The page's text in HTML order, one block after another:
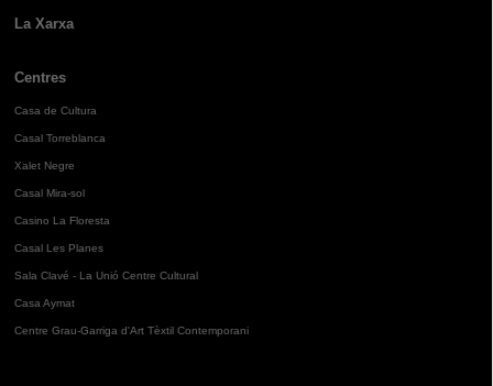
La Xarxa
Centres
Casa de Cultura
Casal Torreblanca
Xalet Negre
Casal Mira-sol
Casino La Floresta
Casal Les Planes
Sala Clavé - La Unió Centre Cultural
Casa Aymat
Centre Grau-Garriga d'Art Tèxtil Contemporani